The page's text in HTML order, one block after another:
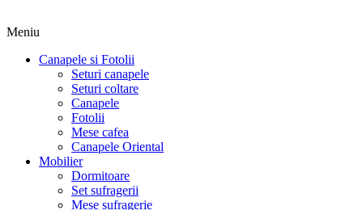
Meniu
Canapele si Fotolii
Seturi canapele
Seturi coltare
Canapele
Fotolii
Mese cafea
Canapele Oriental
Mobilier
Dormitoare
Set sufragerii
Mese sufragerie